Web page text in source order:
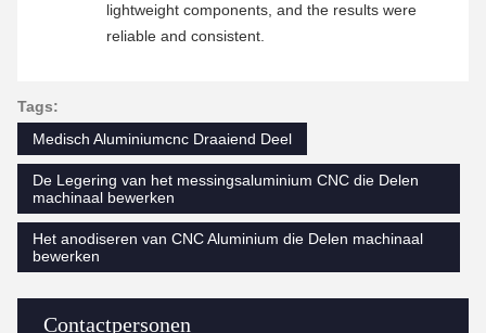
Contactpersonen
lightweight components, and the results were
reliable and consistent.
Tags:
Medisch Aluminiumcnc Draaiend Deel
De Legering van het messingsaluminium CNC die Delen
machinaal bewerken
Het anodiseren van CNC Aluminium die Delen machinaal
bewerken